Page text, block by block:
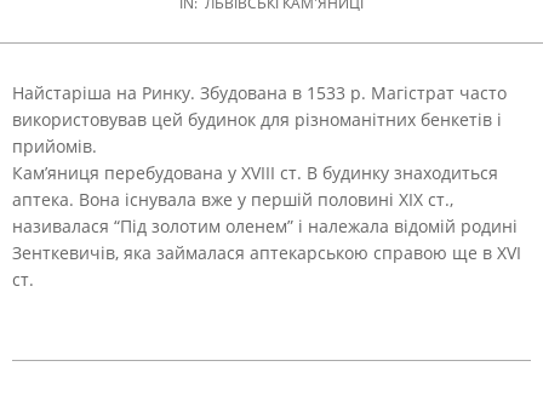
Найстаріша на Ринку. Збудована в 1533 р. Магістрат часто
використовував цей будинок для різноманітних бенкетів і
прийомів.
Кам’яниця перебудована у XVIII ст. В будинку знаходиться
аптека. Вона існувала вже у першій половині XIX ст.,
називалася “Під золотим оленем” і належала відомій родині
Зенткевичів, яка займалася аптекарською справою ще в XVI
ст.